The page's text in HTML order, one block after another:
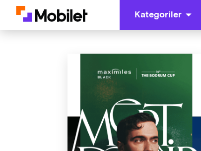
Kategoriler